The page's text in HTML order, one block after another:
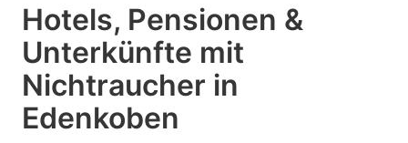
Hotels, Pensionen &
Unterkünfte mit
Nichtraucher in
Edenkoben